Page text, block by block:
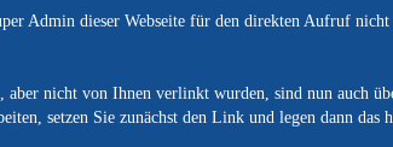
Admin dieser Webseite für den direkten Aufruf nicht
nicht von Ihnen verlinkt wurden, sind nun auch
setzen Sie zunächst den Link und legen dann das